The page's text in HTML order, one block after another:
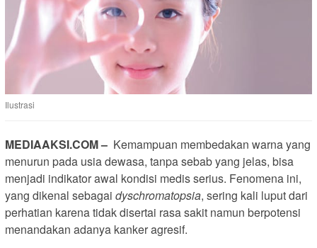
Ilustrasi
MEDIAAKSI.COM – Kemampuan membedakan warna yang
menurun pada usia dewasa, tanpa sebab yang jelas, bisa
menjadi indikator awal kondisi medis serius. Fenomena ini,
yang dikenal sebagai dyschromatopsia, sering kali luput dari
perhatian karena tidak disertai rasa sakit namun berpotensi
menandakan adanya kanker agresif.